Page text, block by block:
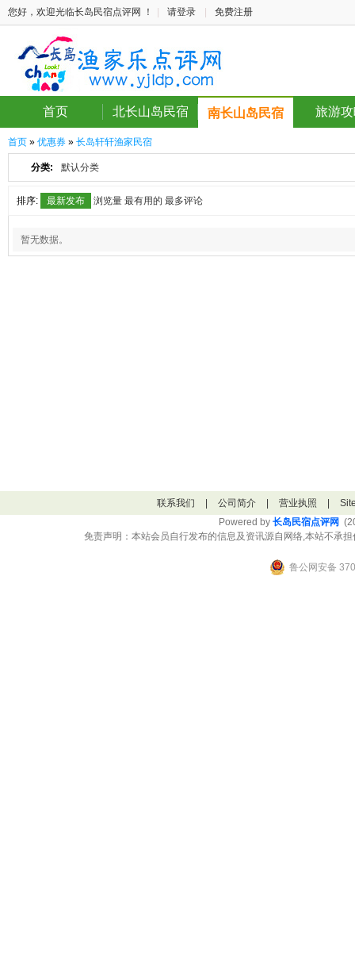
您好，欢迎光临长岛民宿点评网 ！ 请登录 免费注册
首页 北长山岛民宿 南长山岛民宿 旅游
首页 » 优惠券 » 长岛轩轩渔家民宿
分类: 默认分类
排序: 最新发布 浏览量 最有用的 最多评论
暂无数据。
联系我们 公司简介 营业执照
Powered by 长岛民宿点评网
免责声明：本站会员自行发布的信息及资讯源自网络,本站不承
鲁公网安备